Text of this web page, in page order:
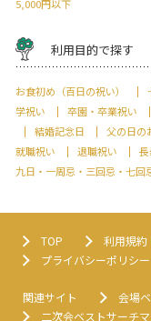
5,000円以下
利用目的で探す
お食初め（百日の祝い）
学祝い
卒園・卒業祝い
結婚記念日
父の日の
就職祝い
退職祝い
九日・一周忌・三回忌・七回
TOP 利用規約
プライバシーポリシー
関連サイト
会場
二次会ベストサーチ